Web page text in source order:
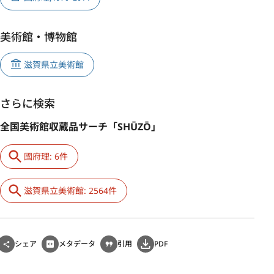
美術館・博物館
滋賀県立美術館
さらに検索
全国美術館収蔵品サーチ「SHŪZŌ」
國府理: 6件
滋賀県立美術館: 2564件
シェア メタデータ 引用 PDF